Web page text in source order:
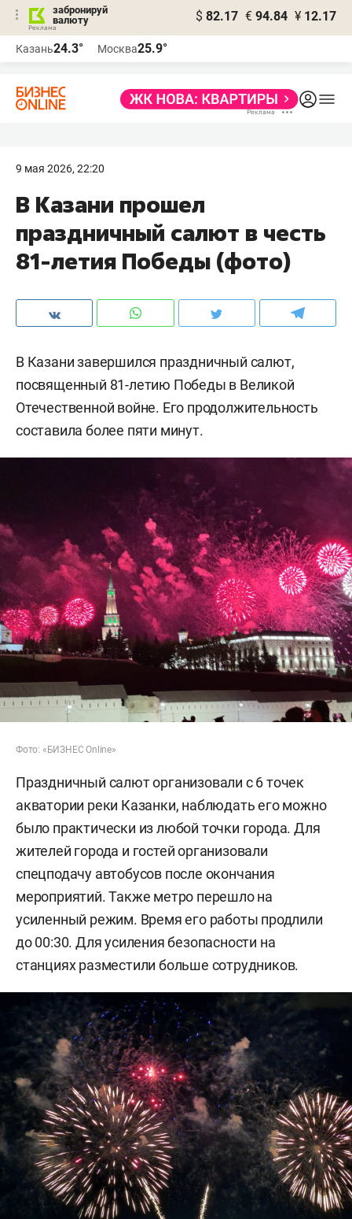
забронируй
валюту
$ 82.17 € 94.84 ¥ 12.17
Казань24.3° Москва25.9°
9 мая 2026, 22:20
В Казани прошел
праздничный салют в честь
81-летия Победы (фото)
В Казани завершился праздничный салют,
посвященный 81-летию Победы в Великой
Отечественной войне. Его продолжительность
составила более пяти минут.
Фото: «БИЗНЕС Online»
Праздничный салют организовали с 6 точек
акватории реки Казанки, наблюдать его можно
было практически из любой точки города. Для
жителей города и гостей организовали
спецподачу автобусов после окончания
мероприятий. Также метро перешло на
усиленный режим. Время его работы продлили
до 00:30. Для усиления безопасности на
станциях разместили больше сотрудников.